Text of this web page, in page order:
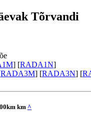
Tõrvandi
] [RADA1N]
RADA3M] [RADA3N] [
km ^